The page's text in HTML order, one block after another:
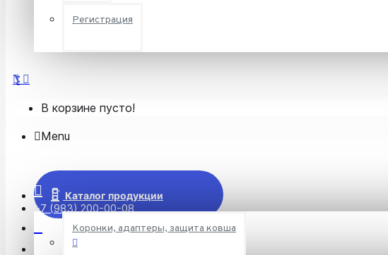
Регистрация
В корзине пусто!
Menu
Каталог продукции
Коронки, адаптеры, защита ковша
+7 (983) 200-00-08